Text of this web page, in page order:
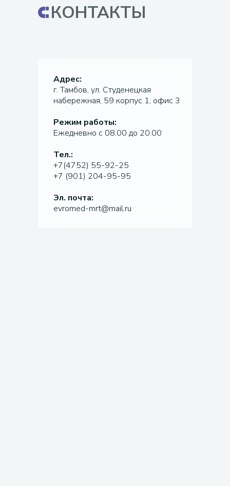
КОНТАКТЫ
Адрес:
г. Тамбов, ул. Студенецкая
набережная, 59 корпус 1, офис 3
Режим работы:
Ежедневно с 08.00 до 20.00
Тел.:
+7(4752) 55-92-25
+7 (901) 204-95-95
Эл. почта:
evromed-mrt@mail.ru